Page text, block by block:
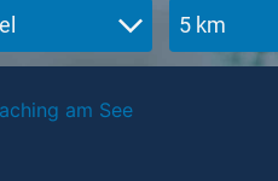
5 km
am See